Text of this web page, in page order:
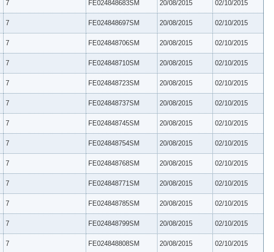
7 FE024848683SM 20/08/2015 02/10/2015
7 FE024848697SM 20/08/2015 02/10/2015
7 FE024848706SM 20/08/2015 02/10/2015
7 FE024848710SM 20/08/2015 02/10/2015
7 FE024848723SM 20/08/2015 02/10/2015
7 FE024848737SM 20/08/2015 02/10/2015
7 FE024848745SM 20/08/2015 02/10/2015
7 FE024848754SM 20/08/2015 02/10/2015
7 FE024848768SM 20/08/2015 02/10/2015
7 FE024848771SM 20/08/2015 02/10/2015
7 FE024848785SM 20/08/2015 02/10/2015
7 FE024848799SM 20/08/2015 02/10/2015
7 FE024848808SM 20/08/2015 02/10/2015